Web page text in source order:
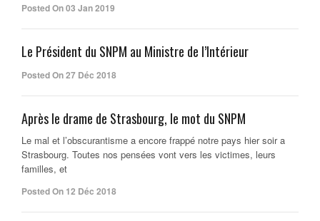
Posted On 03 Jan 2019
Le Président du SNPM au Ministre de l’Intérieur
Posted On 27 Déc 2018
Après le drame de Strasbourg, le mot du SNPM
Le mal et l’obscurantisme a encore frappé notre pays hier soir a
Strasbourg. Toutes nos pensées vont vers les victimes, leurs
familles, et
Posted On 12 Déc 2018